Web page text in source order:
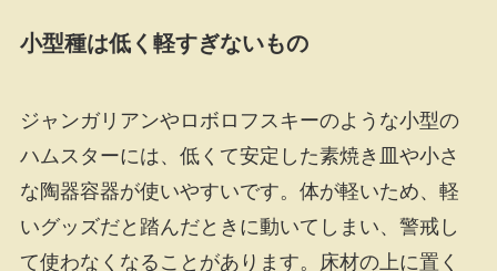
小型種は低く軽すぎないもの
ジャンガリアンやロボロフスキーのような小型の
ハムスターには、低くて安定した素焼き皿や小さ
な陶器容器が使いやすいです。体が軽いため、軽
いグッズだと踏んだときに動いてしまい、警戒し
て使わなくなることがあります。床材の上に置く